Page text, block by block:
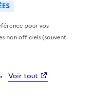
pour vos
non officiels (souvent
Voir tout